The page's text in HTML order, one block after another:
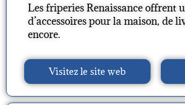
Les friperies Renaissance offrent
d’accessoires pour la maison, de
encore.
Visitez le site web